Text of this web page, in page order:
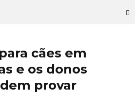
cães em
e os donos
provar